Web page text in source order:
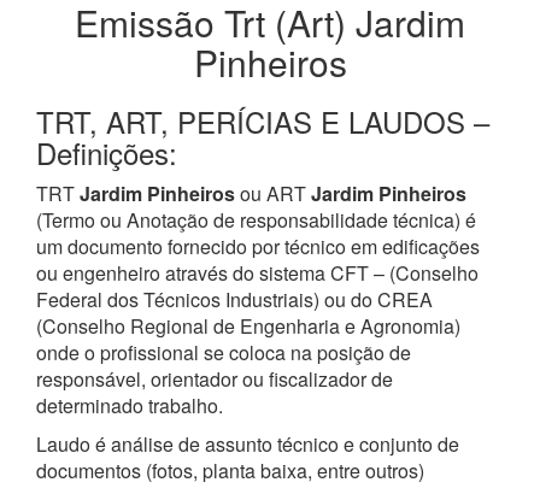
Emissão Trt (Art) Jardim
Pinheiros
TRT, ART, PERÍCIAS E LAUDOS –
Definições:
TRTJardim Pinheirosou ARTJardim Pinheiros
(Termo ou Anotação de responsabilidade técnica) é
um documento fornecido por técnico em edificações
ou engenheiro através do sistema CFT – (Conselho
Federal dos Técnicos Industriais) ou do CREA
(Conselho Regional de Engenharia e Agronomia)
onde o profissional se coloca na posição de
responsável, orientador ou fiscalizador de
determinado trabalho.
Laudo é análise de assunto técnico e conjunto de
documentos (fotos, planta baixa, entre outros)